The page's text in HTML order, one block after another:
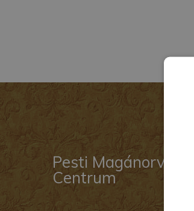
Pesti Magánorvosi
Centrum